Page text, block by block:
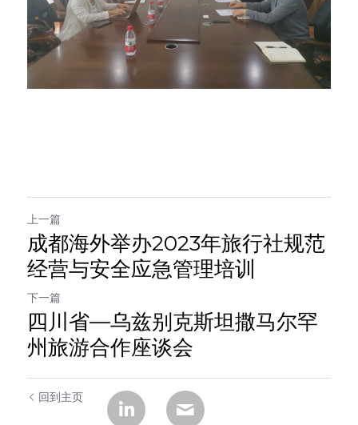
上一篇
成都海外举办2023年旅行社规范
经营与安全应急管理培训
下一篇
四川省—乌兹别克斯坦撒马尔罕
州旅游合作座谈会
回到主页